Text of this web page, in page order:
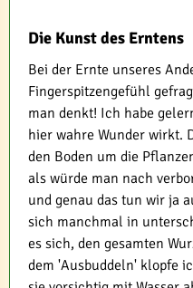
Die Kunst des Erntens
Bei der Ernte unseres
Fingerspitzengefühl
man denkt! Ich habe
hier wahre Wunder wirkt.
den Boden um die
als würde man nach
und genau das tun wir ja
sich manchmal in
es sich, den gesamten
dem 'Ausbuddeln' klopfe